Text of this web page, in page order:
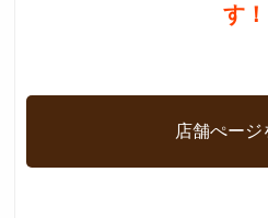
す！
店舗ぺージ